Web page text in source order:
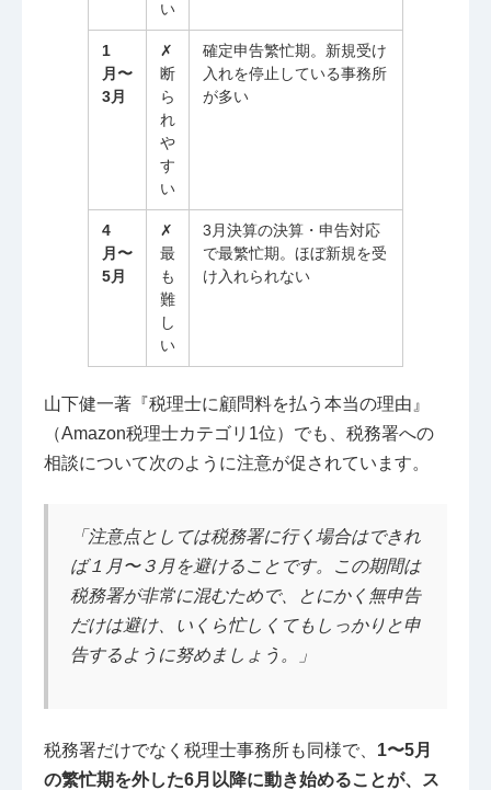
い
1
月〜
3月
✗
断
ら
れ
や
す
い
確定申告繁忙期。新規受け
入れを停止している事務所
が多い
4
月〜
5月
✗
最
も
難
し
い
3月決算の決算・申告対応
で最繁忙期。ほぼ新規を受
け入れられない
山下健一著『税理士に顧問料を払う本当の理由』
（Amazon税理士カテゴリ1位）でも、税務署への
相談について次のように注意が促されています。
「注意点としては税務署に行く場合はできれ
ば１月〜３月を避けることです。この期間は
税務署が非常に混むためで、とにかく無申告
だけは避け、いくら忙しくてもしっかりと申
告するように努めましょう。」
税務署だけでなく税理士事務所も同様で、 1〜5月
の繁忙期を外した6月以降に動き始めることが、ス